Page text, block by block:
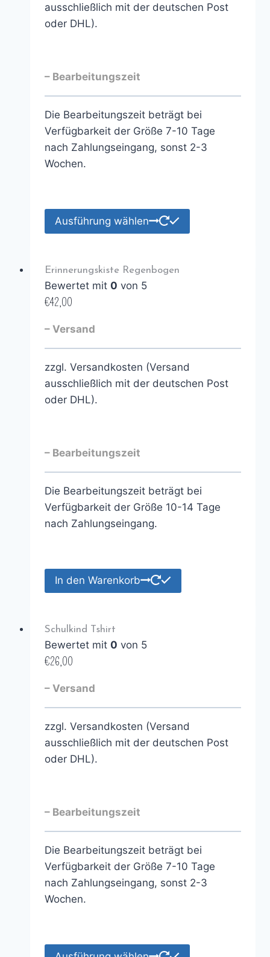
ausschließlich mit der deutschen Post
oder DHL).
– Bearbeitungszeit
Die Bearbeitungszeit beträgt bei
Verfügbarkeit der Größe 7-10 Tage
nach Zahlungseingang, sonst 2-3
Wochen.
Ausführung wählen
Erinnerungskiste Regenbogen
Bewertet mit 0 von 5
€42,00
– Versand
zzgl. Versandkosten (Versand
ausschließlich mit der deutschen Post
oder DHL).
– Bearbeitungszeit
Die Bearbeitungszeit beträgt bei
Verfügbarkeit der Größe 10-14 Tage
nach Zahlungseingang.
In den Warenkorb
Schulkind Tshirt
Bewertet mit 0 von 5
€26,00
– Versand
zzgl. Versandkosten (Versand
ausschließlich mit der deutschen Post
oder DHL).
– Bearbeitungszeit
Die Bearbeitungszeit beträgt bei
Verfügbarkeit der Größe 7-10 Tage
nach Zahlungseingang, sonst 2-3
Wochen.